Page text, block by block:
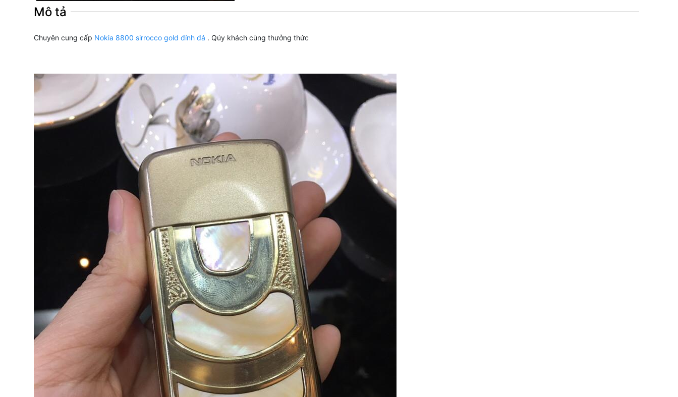
Mô tả
Chuyên cung cấp Nokia 8800 sirrocco gold đính đá . Qúy khách cùng thưởng thức